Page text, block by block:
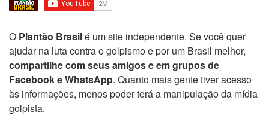
O Plantão Brasilé um site independente. Se você quer
ajudar na luta contra o golpismo e por um Brasil melhor,
compartilhe com seus amigos e em grupos de
Facebook e WhatsApp. Quanto mais gente tiver acesso
às informações, menos poder terá a manipulação da mídia
golpista.